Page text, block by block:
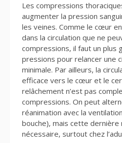
Les compressions
augmenter la pression
les veines. Comme le cœur
dans la circulation que ne
compressions, il faut un plus
pressions pour relancer une
minimale. Par ailleurs, la
efficace vers le cœur et le
relâchement n’est pas
compressions. On peut
réanimation avec la
bouche), mais cette dernière
nécessaire, surtout chez